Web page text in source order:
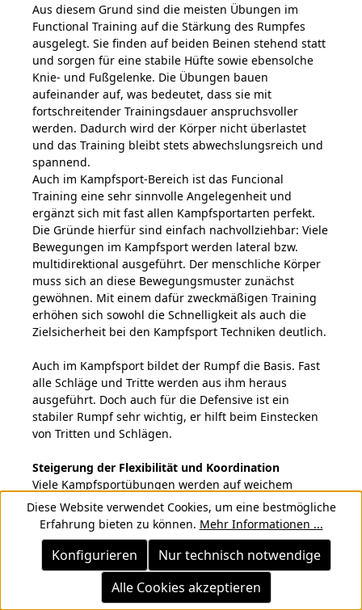
Aus diesem Grund sind die meisten Übungen im
Functional Training auf die Stärkung des Rumpfes
ausgelegt. Sie finden auf beiden Beinen stehend statt
und sorgen für eine stabile Hüfte sowie ebensolche
Knie- und Fußgelenke. Die Übungen bauen
aufeinander auf, was bedeutet, dass sie mit
fortschreitender Trainingsdauer anspruchsvoller
werden. Dadurch wird der Körper nicht überlastet
und das Training bleibt stets abwechslungsreich und
spannend.
Auch im Kampfsport-Bereich ist das Funcional
Training eine sehr sinnvolle Angelegenheit und
ergänzt sich mit fast allen Kampfsportarten perfekt.
Die Gründe hierfür sind einfach nachvollziehbar: Viele
Bewegungen im Kampfsport werden lateral bzw.
multidirektional ausgeführt. Der menschliche Körper
muss sich an diese Bewegungsmuster zunächst
gewöhnen. Mit einem dafür zweckmäßigen Training
erhöhen sich sowohl die Schnelligkeit als auch die
Zielsicherheit bei den Kampfsport Techniken deutlich.
Auch im Kampfsport bildet der Rumpf die Basis. Fast
alle Schläge und Tritte werden aus ihm heraus
ausgeführt. Doch auch für die Defensive ist ein
stabiler Rumpf sehr wichtig, er hilft beim Einstecken
von Tritten und Schlägen.
Steigerung der Flexibilität und Koordination
Viele Kampfsportübungen werden auf weichem
Untergrund ausgeführt. Dies gilt vor allem für
Sportarten wie MMA, die besonders vielseitig und
abwechslungsreich sind. Dadurch gerät der Körper
allerdings auch vermehrt in Stress. Der Kämpfer steht
teilweise auf beiden Beinen, teilweise nur auf einem
Bein, mal auf den Ballen der Füße, ein anderes Mal
auf den Zehen. Andere Übungen werden im Sitzen
Diese Website verwendet Cookies, um eine bestmögliche
Erfahrung bieten zu können. Mehr Informationen ...
Nur technisch notwendige
Konfigurieren
Alle Cookies akzeptieren